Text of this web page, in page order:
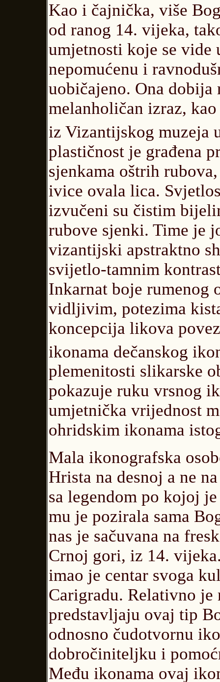
Kao i čajnička, više
od ranog 14. vijeka,
umjetnosti koje se vide
nepomućenu i
uobičajeno. Ona
melanholičan izraz,
iz Vizantijskog muzeja
plastičnost je građena
sjenkama oštrih
ivice ovala lica.
izvučeni su čistim
rubove sjenki. Time je
vizantijski apstraktno
svijetlo-tamnim
Inkarnat boje rumenog
vidljivim, potezima
koncepcija likova
ikonama dečanskog
plemenitosti slikarske
pokazuje ruku vrsnog
umjetnička vrijednost
ohridskim ikonama
Mala ikonografska
Hrista na desnoj a ne
sa legendom po kojoj
mu je pozirala sama
nas je sačuvana na
Crnoj gori, iz 14.
imao je centar svoga
Carigradu. Relativno
predstavljaju ovaj tip
odnosno čudotvornu
dobročiniteljku i
Među ikonama ovaj